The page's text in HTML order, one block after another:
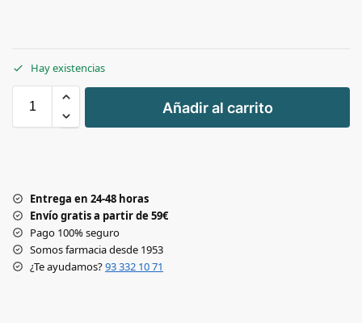
Hay existencias
+
-
Añadir al carrito
Entrega en 24-48 horas
Envío gratis a partir de 59€
Pago 100% seguro
Somos farmacia desde 1953
¿Te ayudamos?93 332 10 71